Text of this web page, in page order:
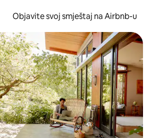
Objavite svoj smještaj na Airbnb-u